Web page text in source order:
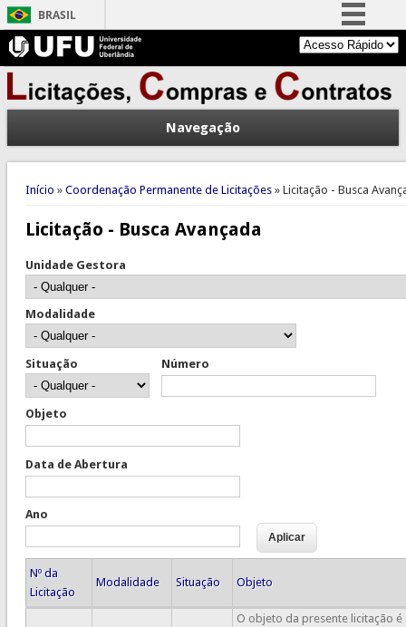
BRASIL
Simplifique!
Comunica BR
Participe
Acesso à informação
Legislação
Canais
Navegação
Você está aqui
Início » Coordenação Permanente de Licitações» Licitação - Busca
Licitação - Busca Avançada
Unidade Gestora
Modalidade
Situação Número
Objeto
Data de Abertura
Ano
Nº da
Licitação
Modalidade Situação Objeto
O objeto da presente licitação é